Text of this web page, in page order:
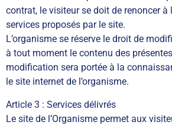
contrat, le visiteur se doit de renoncer à
services proposés par le site.
L’organisme se réserve le droit de
à tout moment le contenu des
modification sera portée à la
le site internet de l’organisme.
Article 3 : Services délivrés
Le site de l’Organisme permet aux